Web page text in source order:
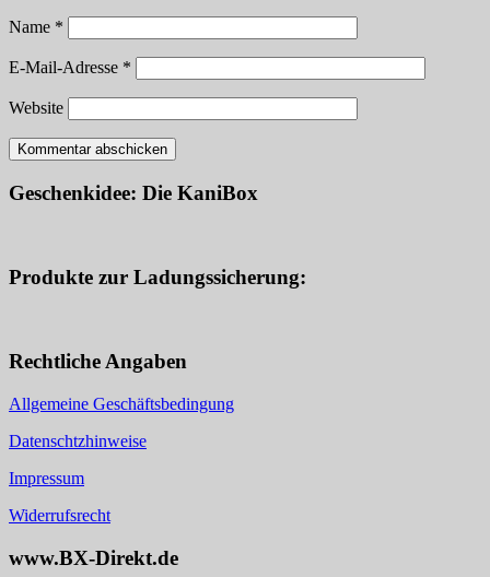
Name *
E-Mail-Adresse *
Website
Geschenkidee: Die KaniBox
Produkte zur Ladungssicherung:
Rechtliche Angaben
Allgemeine Geschäftsbedingung
Datenschtzhinweise
Impressum
Widerrufsrecht
www.BX-Direkt.de